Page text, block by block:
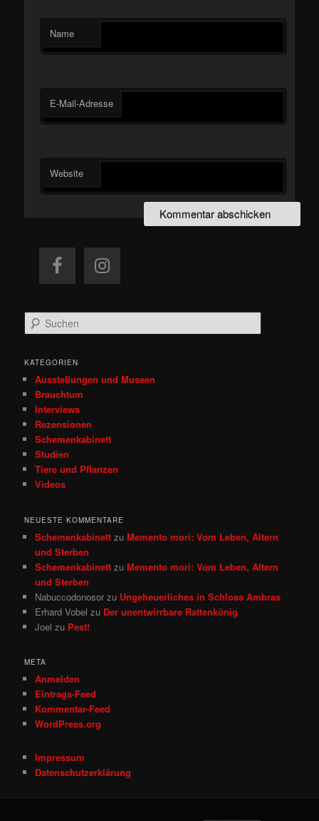
Name
E-Mail-Adresse
Website
u
h
KATEGORIEN
Ausstellungen und Museen
Brauchtum
Interviews
Rezensionen
Schemenkabinett
Studien
Tiere und Pflanzen
Videos
NEUESTE KOMMENTARE
Schemenkabinett zuMemento mori: Vom Leben, Altern
und Sterben
Schemenkabinett zuMemento mori: Vom Leben, Altern
und Sterben
Nabuccodonosor zu Ungeheuerliches in Schloss Ambras
Erhard Vobel zu Der unentwirrbare Rattenkönig
Joel zu Pest!
META
Anmelden
Eintrags-Feed
Kommentar-Feed
WordPress.org
Impressum
Datenschutzerklärung